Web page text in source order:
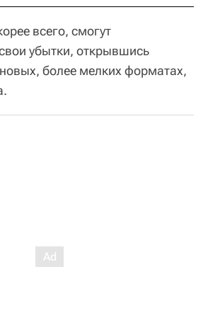
всего, смогут
убытки, открывшись
более мелких форматах,